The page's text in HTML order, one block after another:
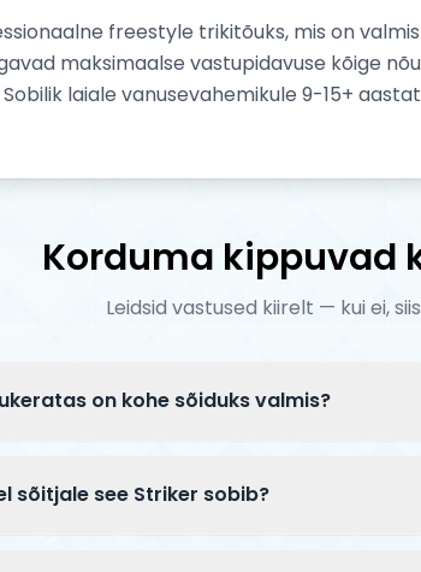
freestyle trikitõuks, mis on
maksimaalse vastupidavuse kõige
laiale vanusevahemikule 9-15+
Korduma kippuvad
Leidsid vastused kiirelt — kui ei,
on kohe sõiduks valmis?
mõnikord paigaldada esiratas — kogu
sõitjale see Striker sobib?